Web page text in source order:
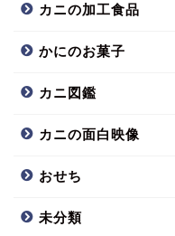
カニの加工食品
かにのお菓子
カニ図鑑
カニの面白映像
おせち
未分類